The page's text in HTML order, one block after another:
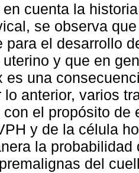
en cuenta la
se observa
para el desarrollo
y que en
es una
lo anterior, varios
con el propósito de
y de la célula
la
del